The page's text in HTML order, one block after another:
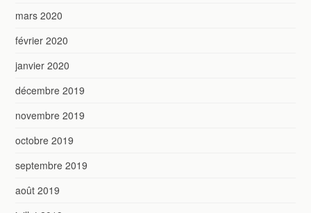
mars 2020
février 2020
janvier 2020
décembre 2019
novembre 2019
octobre 2019
septembre 2019
août 2019